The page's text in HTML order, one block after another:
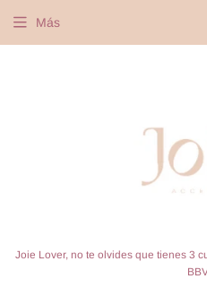
Joie Lover, no te olvides que tienes 3
Más